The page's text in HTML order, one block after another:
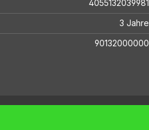
4055132039981
3 Jahre
90132000000